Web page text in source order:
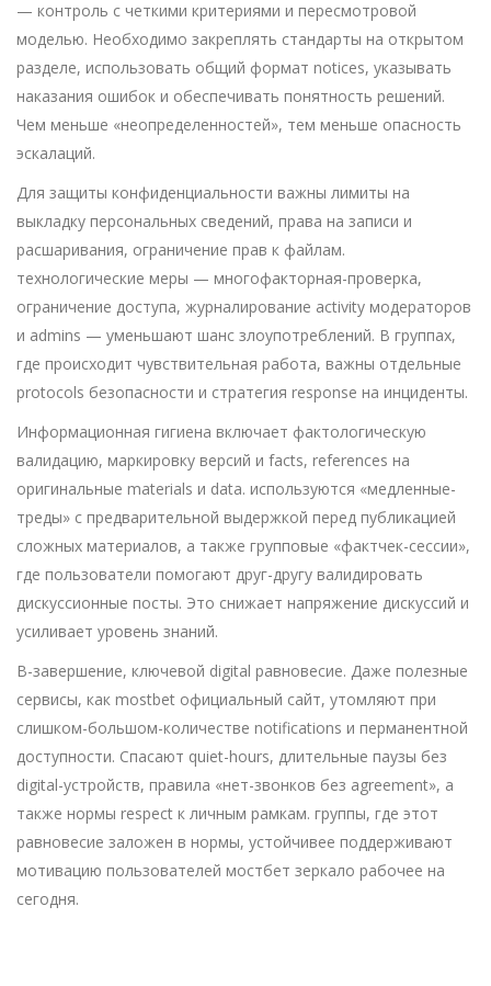
— контроль с четкими критериями и пересмотровой
моделью. Необходимо закреплять стандарты на открытом
разделе, использовать общий формат notices, указывать
наказания ошибок и обеспечивать понятность решений.
Чем меньше «неопределенностей», тем меньше опасность
эскалаций.
Для защиты конфиденциальности важны лимиты на
выкладку персональных сведений, права на записи и
расшаривания, ограничение прав к файлам.
технологические меры — многофакторная-проверка,
ограничение доступа, журналирование activity модераторов
и admins — уменьшают шанс злоупотреблений. В группах,
где происходит чувствительная работа, важны отдельные
protocols безопасности и стратегия response на инциденты.
Информационная гигиена включает фактологическую
валидацию, маркировку версий и facts, references на
оригинальные materials и data. используются «медленные-
треды» с предварительной выдержкой перед публикацией
сложных материалов, а также групповые «фактчек-сессии»,
где пользователи помогают друг-другу валидировать
дискуссионные посты. Это снижает напряжение дискуссий и
усиливает уровень знаний.
В-завершение, ключевой digital равновесие. Даже полезные
сервисы, как mostbet официальный сайт, утомляют при
слишком-большом-количестве notifications и перманентной
доступности. Спасают quiet-hours, длительные паузы без
digital-устройств, правила «нет-звонков без agreement», а
также нормы respect к личным рамкам. группы, где этот
равновесие заложен в нормы, устойчивее поддерживают
мотивацию пользователей мостбет зеркало рабочее на
сегодня.